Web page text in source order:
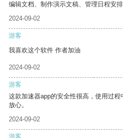
编辑文档、制作演示文稿、管理日程安排
2024-09-02
游客
我喜欢这个软件 作者加油
2024-09-02
游客
这款加速器app的安全性很高，使用过
放心。
2024-09-02
游客